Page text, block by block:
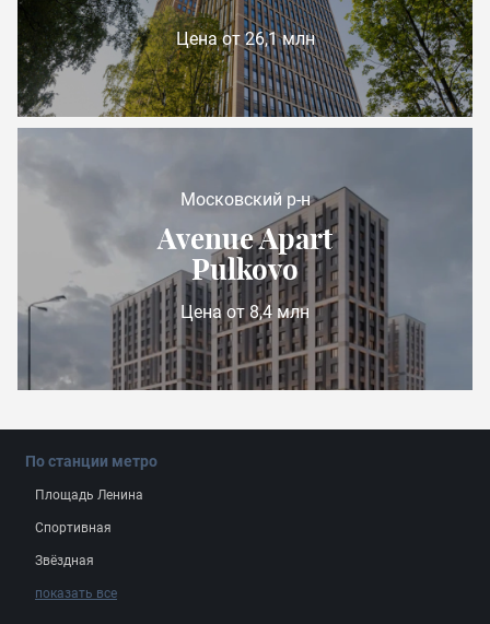
Цена от 26,1 млн
Московский р-н
Avenue Apart
Pulkovo
Цена от 8,4 млн
По станции метро
Площадь Ленина
Спортивная
Звёздная
показать все